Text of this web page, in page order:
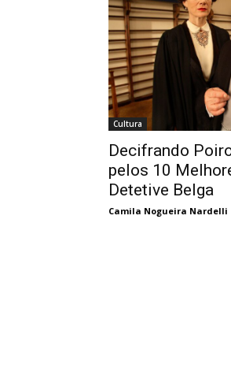
Cultura
Decifrando
pelos 10
Detetive Belga
Camila Nogueira Nardelli